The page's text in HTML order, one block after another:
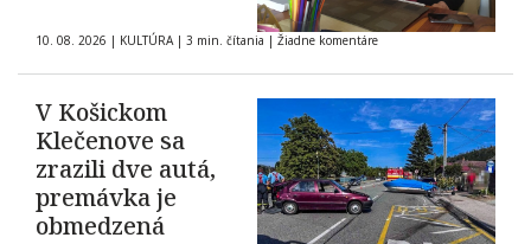
10. 08. 2026 | KULTÚRA | 3 min. čítania | Žiadne komentáre
V Košickom
Klečenove sa
zrazili dve autá,
premávka je
obmedzená